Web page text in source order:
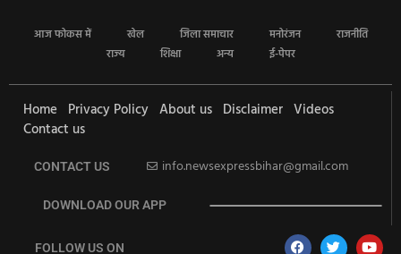
आज फोकस में खेल जिला समाचार मनोरंजन
राजनीति
राज्य
शिक्षा अन्य ई-पेपर
Home Privacy Policy About us Disclaimer Videos
Contact us
CONTACT US info.newsexpressbihar@gmail.com
DOWNLOAD OUR APP
FOLLOW US ON